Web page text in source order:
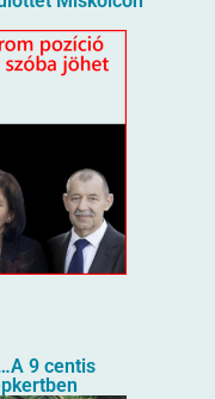
9 centis